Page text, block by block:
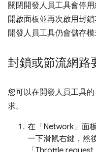
關閉開發人員工具會停
開啟面板並再次啟用封
開發人員工具仍會儲存模
封鎖或節流網路
您可以在開發人員工具的
求。
在「Network」 面
一下滑鼠右鍵，然